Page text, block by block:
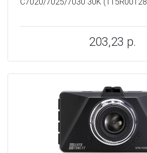
203,23 р.